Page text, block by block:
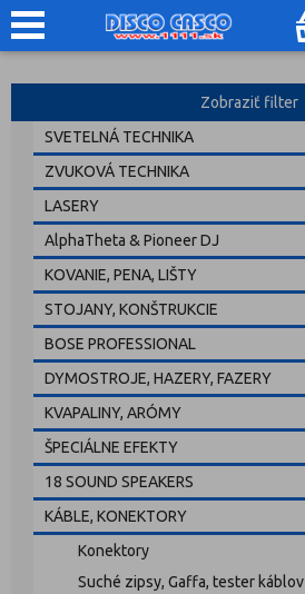
Zobraziť filter
SVETELNÁ TECHNIKA
ZVUKOVÁ TECHNIKA
LASERY
AlphaTheta & Pioneer DJ
KOVANIE, PENA, LIŠTY
STOJANY, KONŠTRUKCIE
BOSE PROFESSIONAL
DYMOSTROJE, HAZERY, FAZERY
KVAPALINY, ARÓMY
ŠPECIÁLNE EFEKTY
18 SOUND SPEAKERS
KÁBLE, KONEKTORY
Konektory
Suché zipsy, Gaffa, tester káblov